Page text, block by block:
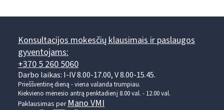
Konsultacijos mokesčių klausimais ir paslaugos
gyventojams:
+370 5 260 5060
Darbo laikas: I-IV 8.00-17.00, V 8.00-15.45.
Prieššventinę dieną - viena valanda trumpiau.
Kiekvieno mėnesio antrą penktadienį 8.00 val. - 12.00 val.
Paklausimas per Mano VMI